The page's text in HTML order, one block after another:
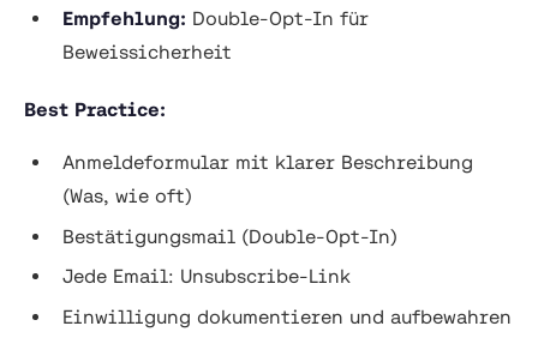
Empfehlung: Double-Opt-In für
Beweissicherheit
Best Practice:
Anmeldeformular mit klarer Beschreibung
(Was, wie oft)
Bestätigungsmail (Double-Opt-In)
Jede Email: Unsubscribe-Link
Einwilligung dokumentieren und aufbewahren